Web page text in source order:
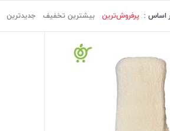
اساس : پرفروش‌ترین‌ بیشترین تخفیف جدیدترین